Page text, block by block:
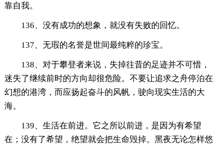
靠自我。
136、没有成功的想象，就没有失败的回忆。
137、无瑕的名誉是世间最纯粹的珍宝。
138、对于攀登者来说，失掉往昔的足迹并不可惜，
迷失了继续前时的方向却很危险。不要让追求之舟停泊在
幻想的港湾，而应扬起奋斗的风帆，驶向现实生活的大
海。
139、生活在前进。它之所以前进，是因为有希望
在；没有了希望，绝望就会把生命毁掉。黑夜无论怎样悠